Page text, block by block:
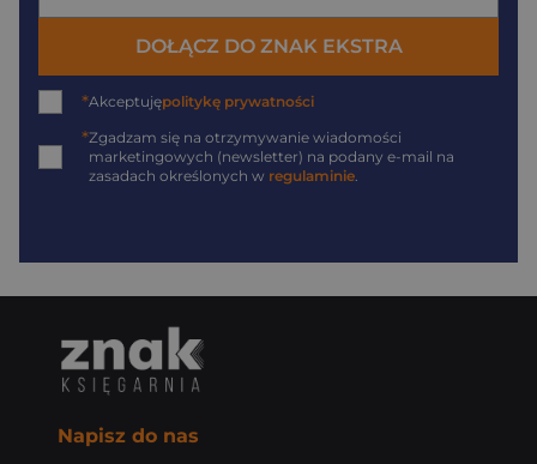
DOŁĄCZ DO ZNAK EKSTRA
*Akceptujępolitykę prywatności
*Zgadzam się na otrzymywanie wiadomości
marketingowych (newsletter) na podany e-mail na
zasadach określonych w regulaminie
Napisz do nas